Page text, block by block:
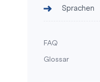
Sprachen
FAQ
Glossar